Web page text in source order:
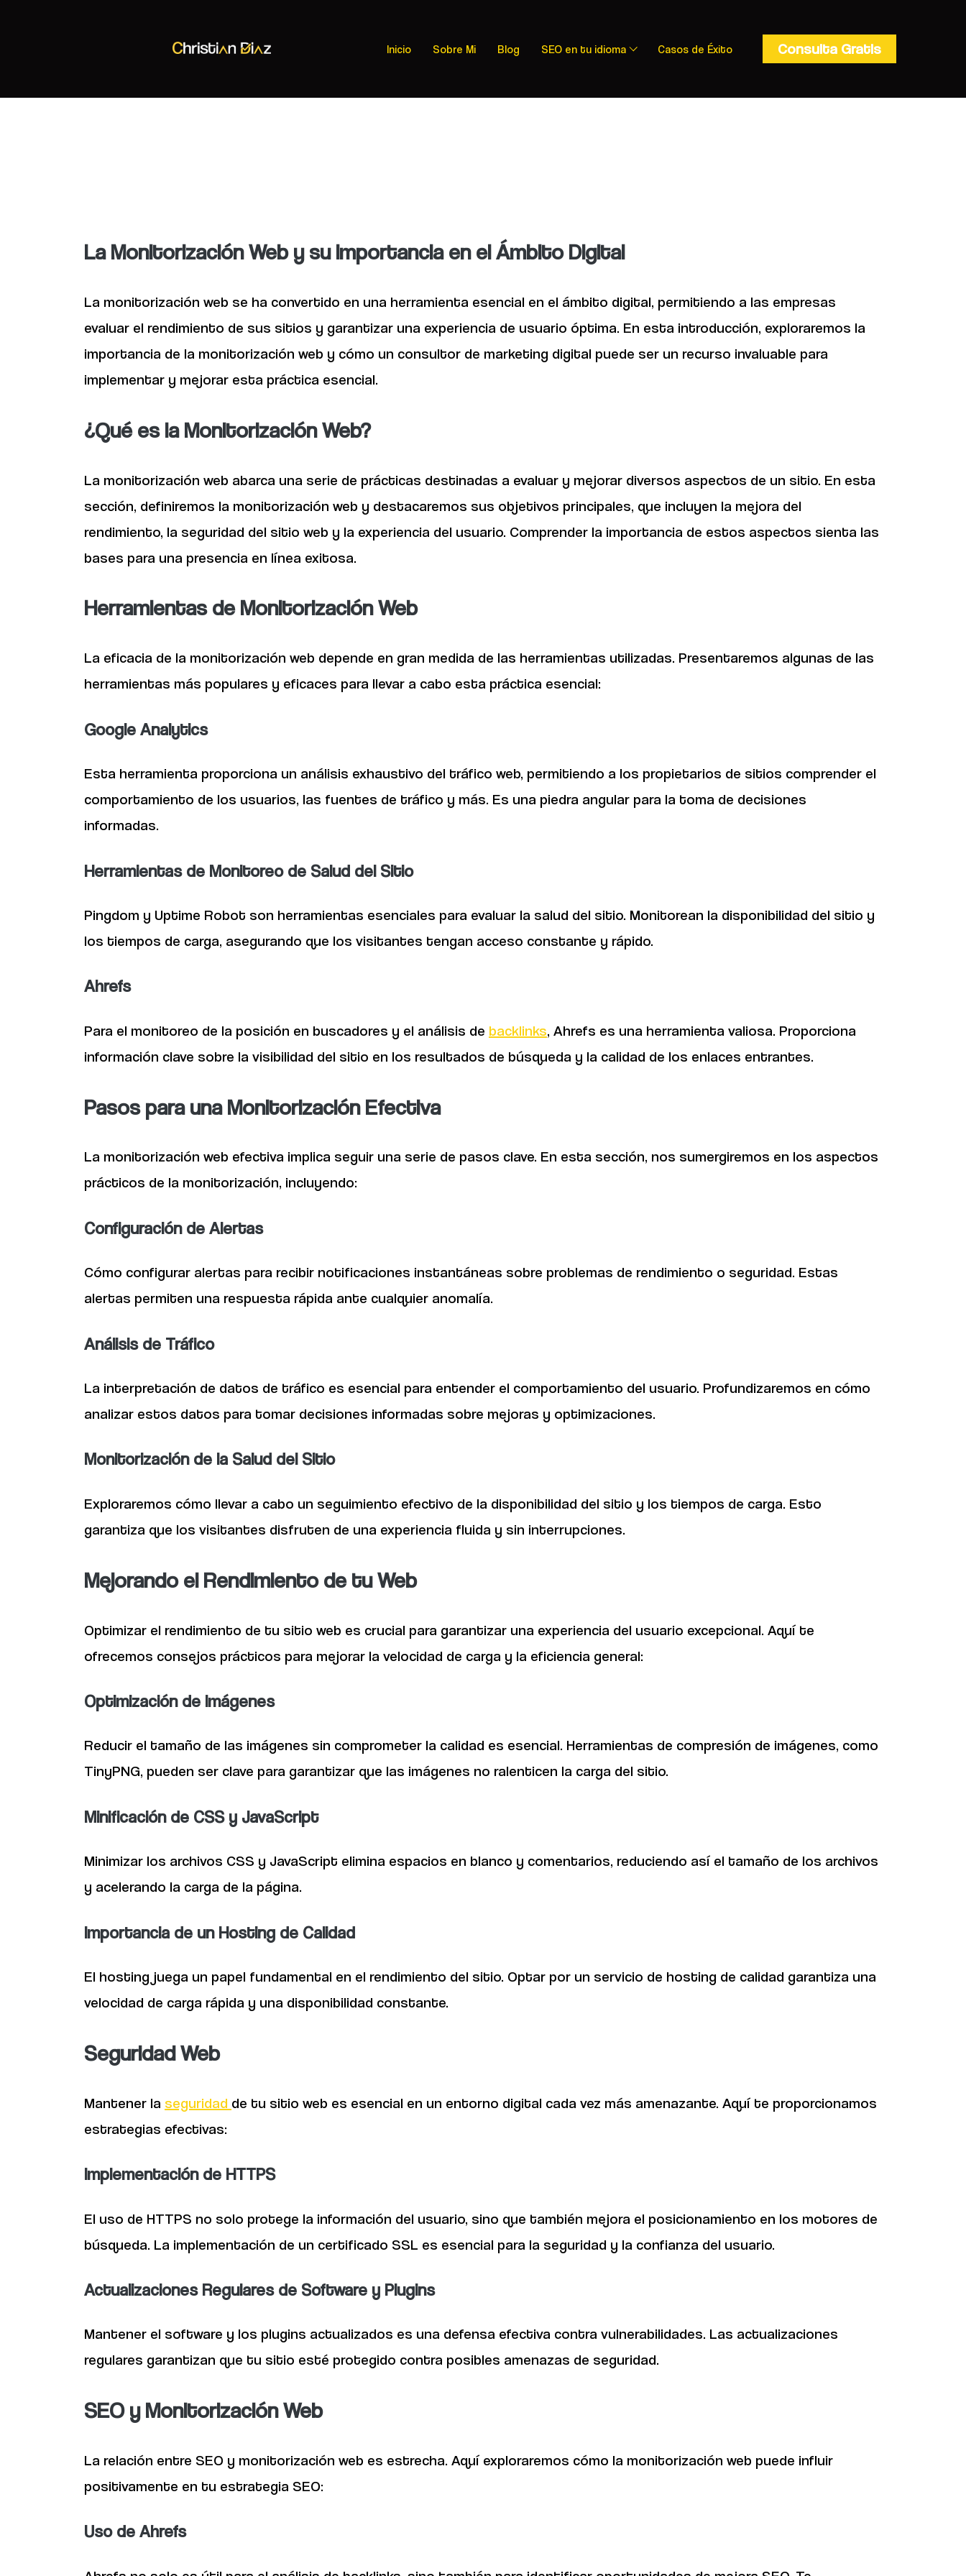
Inicio Sobre Mi Blog SEO en tu idioma Casos de Éxito Consulta Gratis
La Monitorización Web y su Importancia en el Ámbito Digital
La monitorización web se ha convertido en una herramienta esencial en el ámbito digital, permitiendo a las empresas
evaluar el rendimiento de sus sitios y garantizar una experiencia de usuario óptima. En esta introducción, exploraremos la
importancia de la monitorización web y cómo un consultor de marketing digital puede ser un recurso invaluable para
implementar y mejorar esta práctica esencial.
¿Qué es la Monitorización Web?
La monitorización web abarca una serie de prácticas destinadas a evaluar y mejorar diversos aspectos de un sitio. En esta
sección, definiremos la monitorización web y destacaremos sus objetivos principales, que incluyen la mejora del
rendimiento, la seguridad del sitio web y la experiencia del usuario. Comprender la importancia de estos aspectos sienta las
bases para una presencia en línea exitosa.
Herramientas de Monitorización Web
La eficacia de la monitorización web depende en gran medida de las herramientas utilizadas. Presentaremos algunas de las
herramientas más populares y eficaces para llevar a cabo esta práctica esencial:
Google Analytics
Esta herramienta proporciona un análisis exhaustivo del tráfico web, permitiendo a los propietarios de sitios comprender el
comportamiento de los usuarios, las fuentes de tráfico y más. Es una piedra angular para la toma de decisiones
informadas.
Herramientas de Monitoreo de Salud del Sitio
Pingdom y Uptime Robot son herramientas esenciales para evaluar la salud del sitio. Monitorean la disponibilidad del sitio y
los tiempos de carga, asegurando que los visitantes tengan acceso constante y rápido.
Ahrefs
Para el monitoreo de la posición en buscadores y el análisis de backlinks, Ahrefs es una herramienta valiosa. Proporciona
información clave sobre la visibilidad del sitio en los resultados de búsqueda y la calidad de los enlaces entrantes.
Pasos para una Monitorización Efectiva
La monitorización web efectiva implica seguir una serie de pasos clave. En esta sección, nos sumergiremos en los aspectos
prácticos de la monitorización, incluyendo:
Configuración de Alertas
Cómo configurar alertas para recibir notificaciones instantáneas sobre problemas de rendimiento o seguridad. Estas
alertas permiten una respuesta rápida ante cualquier anomalía.
Análisis de Tráfico
La interpretación de datos de tráfico es esencial para entender el comportamiento del usuario. Profundizaremos en cómo
analizar estos datos para tomar decisiones informadas sobre mejoras y optimizaciones.
Monitorización de la Salud del Sitio
Exploraremos cómo llevar a cabo un seguimiento efectivo de la disponibilidad del sitio y los tiempos de carga. Esto
garantiza que los visitantes disfruten de una experiencia fluida y sin interrupciones.
Mejorando el Rendimiento de tu Web
Optimizar el rendimiento de tu sitio web es crucial para garantizar una experiencia del usuario excepcional. Aquí te
ofrecemos consejos prácticos para mejorar la velocidad de carga y la eficiencia general:
Optimización de Imágenes
Reducir el tamaño de las imágenes sin comprometer la calidad es esencial. Herramientas de compresión de imágenes, como
TinyPNG, pueden ser clave para garantizar que las imágenes no ralenticen la carga del sitio.
Minificación de CSS y JavaScript
Minimizar los archivos CSS y JavaScript elimina espacios en blanco y comentarios, reduciendo así el tamaño de los archivos
y acelerando la carga de la página.
Importancia de un Hosting de Calidad
El hosting juega un papel fundamental en el rendimiento del sitio. Optar por un servicio de hosting de calidad garantiza una
velocidad de carga rápida y una disponibilidad constante.
Seguridad Web
Mantener la seguridad de tu sitio web es esencial en un entorno digital cada vez más amenazante. Aquí te proporcionamos
estrategias efectivas:
Implementación de HTTPS
El uso de HTTPS no solo protege la información del usuario, sino que también mejora el posicionamiento en los motores de
búsqueda. La implementación de un certificado SSL es esencial para la seguridad y la confianza del usuario.
Actualizaciones Regulares de Software y Plugins
Mantener el software y los plugins actualizados es una defensa efectiva contra vulnerabilidades. Las actualizaciones
regulares garantizan que tu sitio esté protegido contra posibles amenazas de seguridad.
SEO y Monitorización Web
La relación entre SEO y monitorización web es estrecha. Aquí exploraremos cómo la monitorización web puede influir
positivamente en tu estrategia SEO:
Uso de Ahrefs